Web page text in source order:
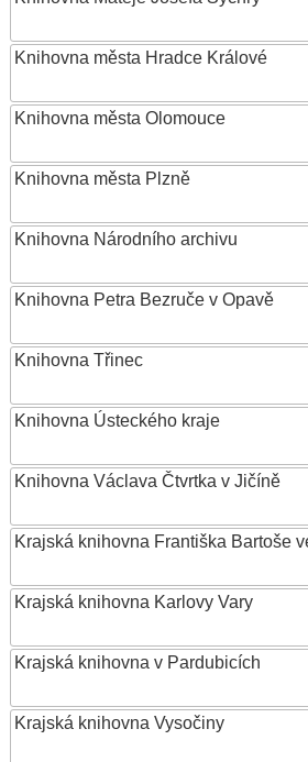
Knihovna města Hradce Králové
Knihovna města Olomouce
Knihovna města Plzně
Knihovna Národního archivu
Knihovna Petra Bezruče v Opavě
Knihovna Třinec
Knihovna Ústeckého kraje
Knihovna Václava Čtvrtka v Jičíně
Krajská knihovna Františka Bartoše
Krajská knihovna Karlovy Vary
Krajská knihovna v Pardubicích
Krajská knihovna Vysočiny